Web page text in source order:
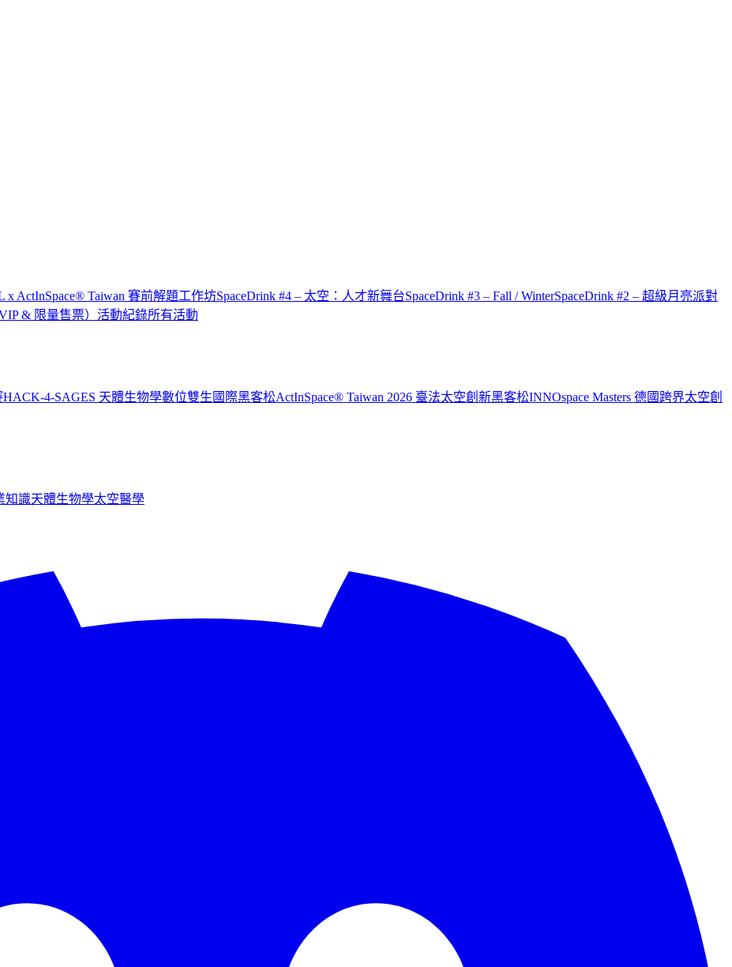
x ActInSpace® Taiwan 賽前解題工作坊SpaceDrink #4 – 太空：人才新舞台SpaceDrink #3 – Fall / WinterSpaceDrink #2 – 超級月亮派對
& 限量售票） 活動紀錄所有活動
HACK-4-SAGES 天體生物學數位雙生國際黑客松ActInSpace® Taiwan 2026 臺法太空創新黑客松INNOspace Masters 德國跨界太空創
知識天體生物學太空醫學